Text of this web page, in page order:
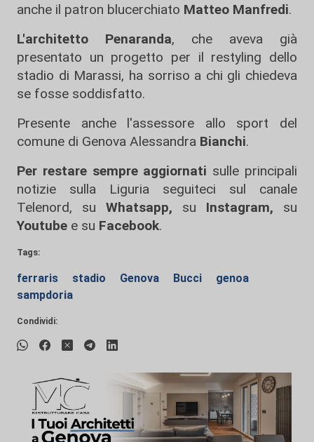
anche il patron blucerchiato Matteo Manfredi.
L'architetto Penaranda, che aveva già
presentato un progetto per il restyling dello
stadio di Marassi, ha sorriso a chi gli chiedeva
se fosse soddisfatto.
Presente anche l'assessore allo sport del
comune di Genova Alessandra Bianchi.
Per restare sempre aggiornati sulle principali
notizie sulla Liguria seguiteci sul canale
Telenord, su
Whatsapp, su Instagram, su
Youtube e su Facebook.
Tags:
ferraris stadio Genova Bucci
genoa
sampdoria
Condividi: